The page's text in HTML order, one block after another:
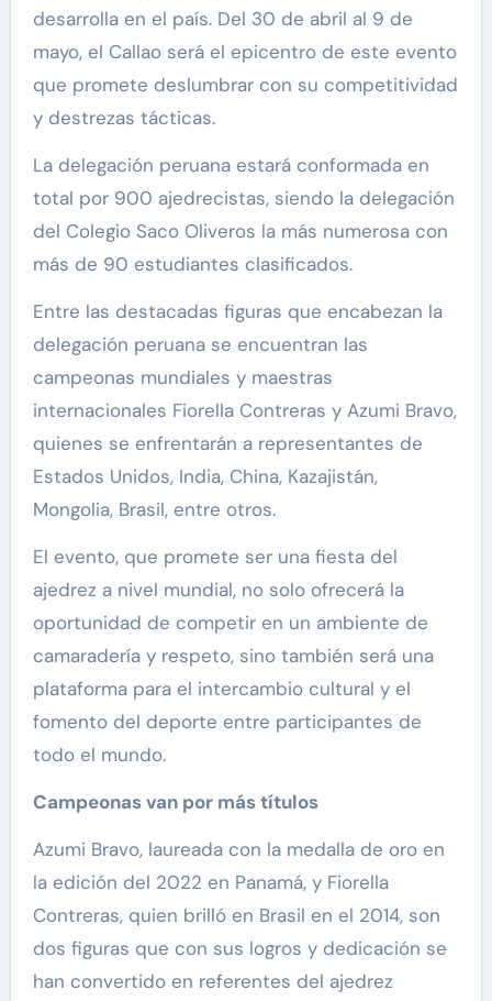
desarrolla en el país. Del 30 de abril al 9 de
mayo, el Callao será el epicentro de este evento
que promete deslumbrar con su competitividad
y destrezas tácticas.
La delegación peruana estará conformada en
total por 900 ajedrecistas, siendo la delegación
del Colegio Saco Oliveros la más numerosa con
más de 90 estudiantes clasificados.
Entre las destacadas figuras que encabezan la
delegación peruana se encuentran las
campeonas mundiales y maestras
internacionales Fiorella Contreras y Azumi Bravo,
quienes se enfrentarán a representantes de
Estados Unidos, India, China, Kazajistán,
Mongolia, Brasil, entre otros.
El evento, que promete ser una fiesta del
ajedrez a nivel mundial, no solo ofrecerá la
oportunidad de competir en un ambiente de
camaradería y respeto, sino también será una
plataforma para el intercambio cultural y el
fomento del deporte entre participantes de
todo el mundo.
Campeonas van por más títulos
Azumi Bravo, laureada con la medalla de oro en
la edición del 2022 en Panamá, y Fiorella
Contreras, quien brilló en Brasil en el 2014, son
dos figuras que con sus logros y dedicación se
han convertido en referentes del ajedrez